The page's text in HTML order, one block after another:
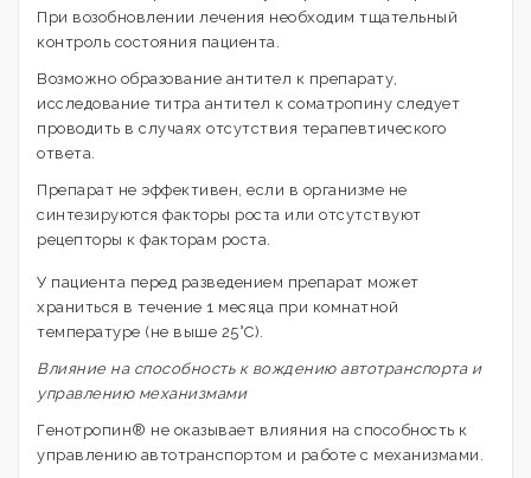
При возобновлении лечения необходим тщательный
контроль состояния пациента.
Возможно образование антител к препарату,
исследование титра антител к соматропину следует
проводить в случаях отсутствия терапевтического
ответа.
Препарат не эффективен, если в организме не
синтезируются факторы роста или отсутствуют
рецепторы к факторам роста.
У пациента перед разведением препарат может
храниться в течение 1 месяца при комнатной
температуре (не выше 25°С).
Влияние на способность к вождению автотранспорта и
управлению механизмами
Генотропин® не оказывает влияния на способность к
управлению автотранспортом и работе с механизмами.